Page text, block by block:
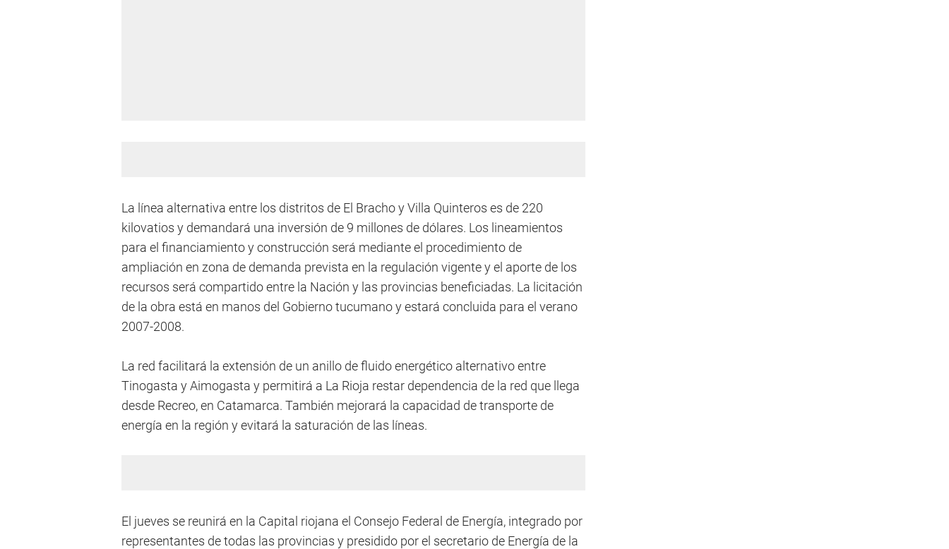
La línea alternativa entre los distritos de El Bracho y Villa Quinteros es de 220
kilovatios y demandará una inversión de 9 millones de dólares. Los lineamientos
para el financiamiento y construcción será mediante el procedimiento de
ampliación en zona de demanda prevista en la regulación vigente y el aporte de los
recursos será compartido entre la Nación y las provincias beneficiadas. La licitación
de la obra está en manos del Gobierno tucumano y estará concluida para el verano
2007-2008.
La red facilitará la extensión de un anillo de fluido energético alternativo entre
Tinogasta y Aimogasta y permitirá a La Rioja restar dependencia de la red que llega
desde Recreo, en Catamarca. También mejorará la capacidad de transporte de
energía en la región y evitará la saturación de las líneas.
El jueves se reunirá en la Capital riojana el Consejo Federal de Energía, integrado por
representantes de todas las provincias y presidido por el secretario de Energía de la